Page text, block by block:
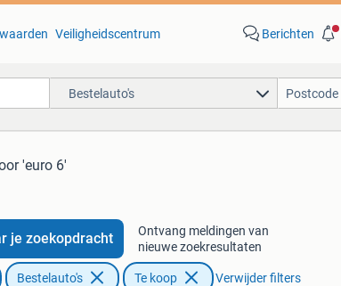
Veiligheidscentrum Berichten
Bestelauto's
'euro 6'
je zoekopdracht
Ontvang meldingen van
nieuwe zoekresultaten
Bestelauto's Te koop Verwijder filters